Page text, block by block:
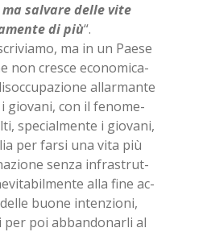
sal­va­re del­le vite
di più“.
ma in un Pae­se
non cre­sce eco­no­mi­ca­
al­lar­man­te
gio­va­ni, con il fe­no­me­
spe­cial­men­te i gio­va­ni,
per far­si una vita più
sen­za in­fra­strut­
alla fine ac­
buo­ne in­ten­zio­ni,
poi ab­ban­do­nar­li al